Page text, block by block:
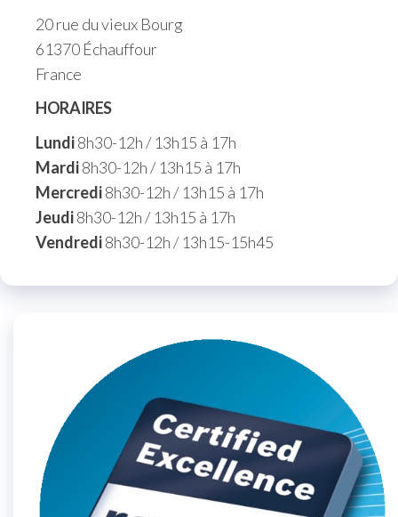
20 rue du vieux Bourg
61370 Échauffour
France
HORAIRES
Lundi8h30-12h / 13h15 à 17h
Mardi8h30-12h / 13h15 à 17h
Mercredi8h30-12h / 13h15 à 17h
Jeudi8h30-12h / 13h15 à 17h
Vendredi8h30-12h / 13h15-15h45